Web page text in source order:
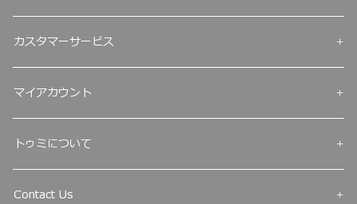
カスタマーサービス
マイアカウント
トゥミについて
Contact Us